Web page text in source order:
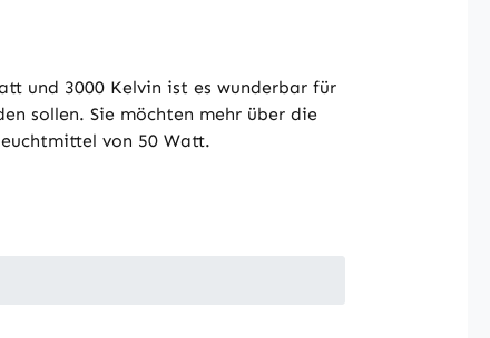
und 3000 Kelvin ist es wunderbar für
sollen. Sie möchten mehr über die
von 50 Watt.